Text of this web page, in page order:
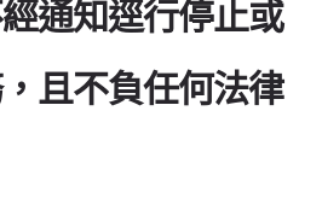
通知逕行停止或
且不負任何法律